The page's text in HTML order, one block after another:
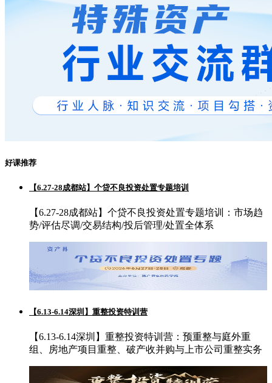
好课推荐
【6.27-28成都站】个贷不良投资处置专题培训
【6.27-28成都站】个贷不良投资处置专题培训：市场趋
势/评估尽调/交易结构/投后管理/处置全体系
【6.13-6.14深圳】重整投资特训营
【6.13-6.14深圳】重整投资特训营：预重整与庭外重
组、房地产项目重整、破产收并购与上市公司重整实务